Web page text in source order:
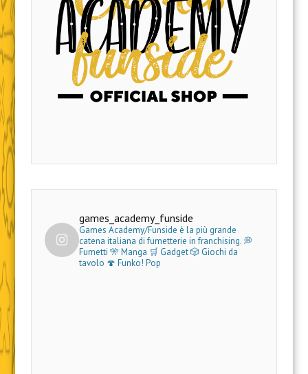
games_academy_funside
Games Academy/Funside è la più grande
catena italiana di fumetterie in franchising.💭
Fumetti 🎌 Manga 🛒 Gadget🎲 Giochi da
tavolo 🍄 Funko! Pop